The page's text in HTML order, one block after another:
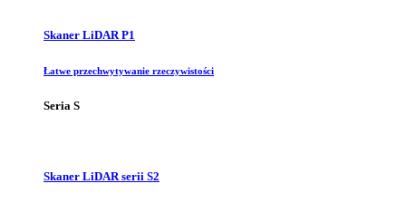
Skaner LiDAR P1
Łatwe przechwytywanie rzeczywistości
Seria S
Skaner LiDAR serii S2